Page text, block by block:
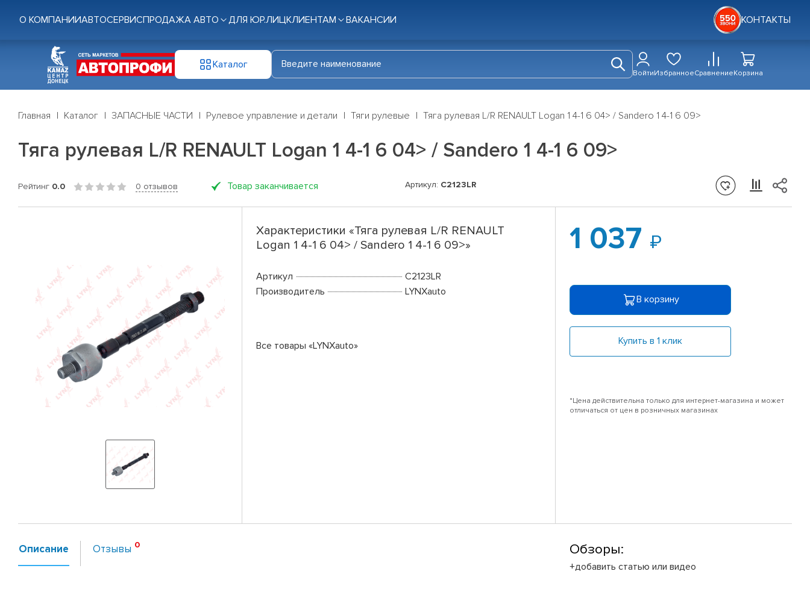
О КОМПАНИИАВТОСЕРВИСПРОДАЖА АВТО ДЛЯ ЮР.ЛИЦКЛИЕНТАМ ВАКАНСИИ КОНТАКТЫ
Каталог
ВойтиИзбранноеСравнениеКорзина
Главная Каталог ЗАПАСНЫЕ ЧАСТИ Рулевое управление и детали Тяги рулевые Тяга рулевая L/R RENAULT Logan 1 4-1 6 04> / Sandero 1 4-1 6 09>
Тяга рулевая L/R RENAULT Logan 1 4-1 6 04> / Sandero 1 4-1 6 09>
Рейтинг 0.0 0 отзывов Товар заканчивается Артикул: C2123LR
Характеристики «Тяга рулевая L/R RENAULT
Logan 1 4-1 6 04> / Sandero 1 4-1 6 09>»
Артикул
C2123LR
Производитель
LYNXauto
Все товары «LYNXauto»
1 037
В корзину
Купить в 1 клик
*Цена действительна только для интернет-магазина и может
отличаться от цен в розничных магазинах
Описание Отзывы Обзоры:
+добавить статью или видео